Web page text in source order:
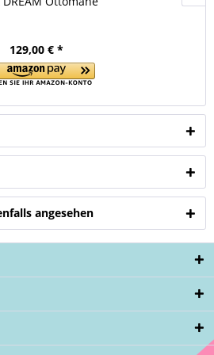
129,00 € *
angesehen